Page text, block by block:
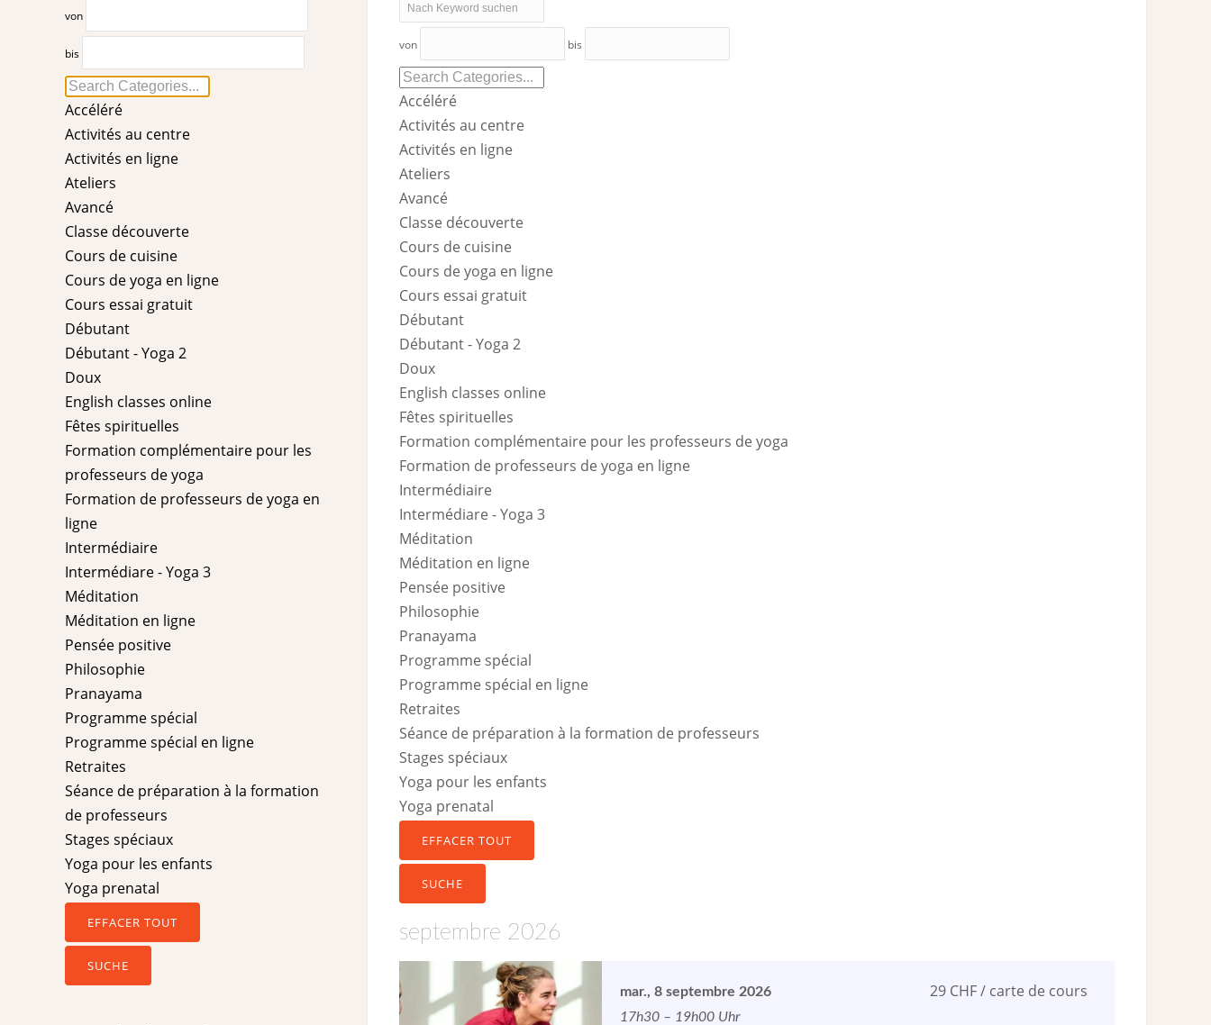
la
recherche
Nach
Keyword
suchen
von bis
Accéléré
Activités au centre
Activités en ligne
Ateliers
Avancé
Classe découverte
Cours de cuisine
Cours de yoga en ligne
Cours essai gratuit
Débutant
Débutant - Yoga 2
Doux
English classes online
Fêtes spirituelles
Formation complémentaire pour les professeurs de yoga
Formation de professeurs de yoga en ligne
Intermédiaire
Intermédiare - Yoga 3
Méditation
Méditation en ligne
Pensée positive
Philosophie
Pranayama
Programme spécial
Programme spécial en ligne
Retraites
Séance de préparation à la formation de professeurs
Stages spéciaux
Yoga pour les enfants
Yoga prenatal
EFFACER TOUT
SUCHE
septembre 2026
mar., 8 septembre 2026 29 CHF / carte de cours
17h30 – 19h00 Uhr
suchen
von
bis
Accéléré
Activités au centre
Activités en ligne
Ateliers
Avancé
Classe découverte
Cours de cuisine
Cours de yoga en ligne
Cours essai gratuit
Débutant
Débutant - Yoga 2
Doux
English classes online
Fêtes spirituelles
Formation complémentaire pour les
professeurs de yoga
Formation de professeurs de yoga en
ligne
Intermédiaire
Intermédiare - Yoga 3
Méditation
Méditation en ligne
Pensée positive
Philosophie
Pranayama
Programme spécial
Programme spécial en ligne
Retraites
Séance de préparation à la formation
de professeurs
Stages spéciaux
Yoga pour les enfants
Yoga prenatal
EFFACER TOUT
SUCHE